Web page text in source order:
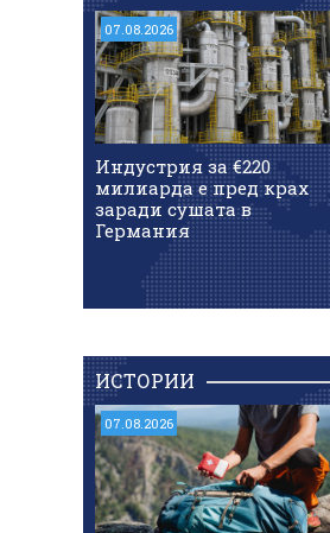
07.08.2026
Индустрия за €220
милиарда е пред крах
заради сушата в
Германия
ИСТОРИИ
07.08.2026